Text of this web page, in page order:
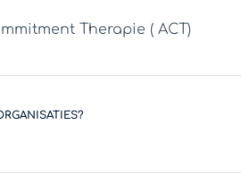
Therapie ( ACT)